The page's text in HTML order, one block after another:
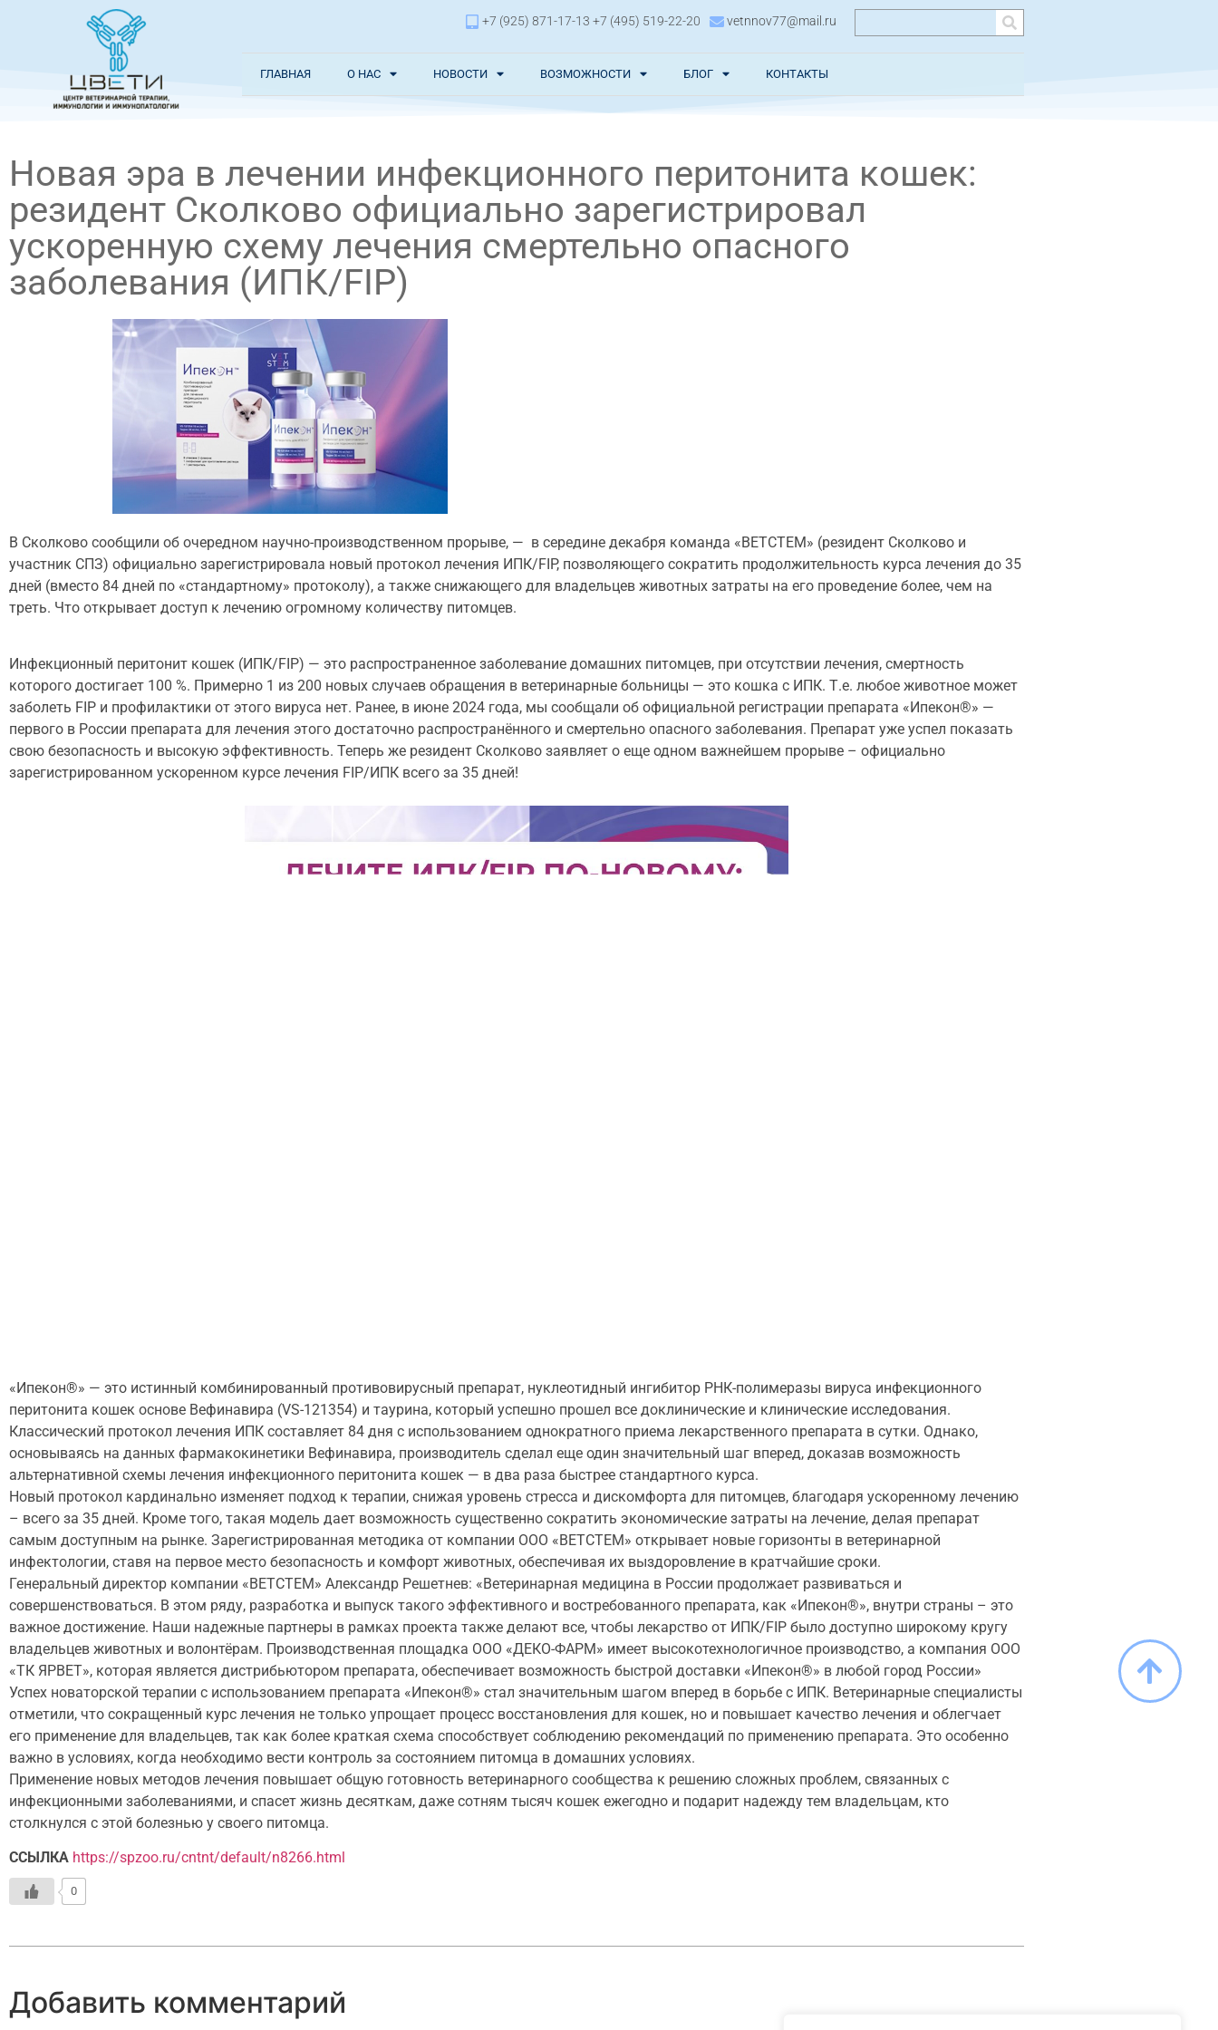
+7 (925) 871-17-13 +7 (495) 519-22-20 vetnnov77@mail.ru
ГЛАВНАЯ О НАС НОВОСТИ ВОЗМОЖНОСТИ БЛОГ КОНТАКТЫ
Новая эра в лечении инфекционного перитонита кошек:
резидент Сколково официально зарегистрировал
ускоренную схему лечения смертельно опасного
заболевания (ИПК/FIP)
В Сколково сообщили об очередном научно-производственном прорыве, — в середине декабря команда «ВЕТСТЕМ» (резидент Сколково и
участник СПЗ) официально зарегистрировала новый протокол лечения ИПК/FIP, позволяющего сократить продолжительность курса лечения до 35
дней (вместо 84 дней по «стандартному» протоколу), а также снижающего для владельцев животных затраты на его проведение более, чем на
треть. Что открывает доступ к лечению огромному количеству питомцев.
Инфекционный перитонит кошек (ИПК/FIP) — это распространенное заболевание домашних питомцев, при отсутствии лечения, смертность
которого достигает 100 %. Примерно 1 из 200 новых случаев обращения в ветеринарные больницы — это кошка с ИПК. Т.е. любое животное может
заболеть FIP и профилактики от этого вируса нет. Ранее, в июне 2024 года, мы сообщали об официальной регистрации препарата «Ипекон®» —
первого в России препарата для лечения этого достаточно распространённого и смертельно опасного заболевания. Препарат уже успел показать
свою безопасность и высокую эффективность. Теперь же резидент Сколково заявляет о еще одном важнейшем прорыве – официально
зарегистрированном ускоренном курсе лечения FIP/ИПК всего за 35 дней!
«Ипекон®» — это истинный комбинированный противовирусный препарат, нуклеотидный ингибитор РНК-полимеразы вируса инфекционного
перитонита кошек основе Вефинавира (VS-121354) и таурина, который успешно прошел все доклинические и клинические исследования.
Классический протокол лечения ИПК составляет 84 дня с использованием однократного приема лекарственного препарата в сутки. Однако,
основываясь на данных фармакокинетики Вефинавира, производитель сделал еще один значительный шаг вперед, доказав возможность
альтернативной схемы лечения инфекционного перитонита кошек — в два раза быстрее стандартного курса.
Новый протокол кардинально изменяет подход к терапии, снижая уровень стресса и дискомфорта для питомцев, благодаря ускоренному лечению
– всего за 35 дней. Кроме того, такая модель дает возможность существенно сократить экономические затраты на лечение, делая препарат
самым доступным на рынке. Зарегистрированная методика от компании ООО «ВЕТСТЕМ» открывает новые горизонты в ветеринарной
инфектологии, ставя на первое место безопасность и комфорт животных, обеспечивая их выздоровление в кратчайшие сроки.
Генеральный директор компании «ВЕТСТЕМ» Александр Решетнев: «Ветеринарная медицина в России продолжает развиваться и
совершенствоваться. В этом ряду, разработка и выпуск такого эффективного и востребованного препарата, как «Ипекон®», внутри страны – это
важное достижение. Наши надежные партнеры в рамках проекта также делают все, чтобы лекарство от ИПК/FIP было доступно широкому кругу
владельцев животных и волонтёрам. Производственная площадка ООО «ДЕКО-ФАРМ» имеет высокотехнологичное производство, а компания ООО
«ТК ЯРВЕТ», которая является дистрибьютором препарата, обеспечивает возможность быстрой доставки «Ипекон®» в любой город России»
Успех новаторской терапии с использованием препарата «Ипекон®» стал значительным шагом вперед в борьбе с ИПК. Ветеринарные специалисты
отметили, что сокращенный курс лечения не только упрощает процесс восстановления для кошек, но и повышает качество лечения и облегчает
его применение для владельцев, так как более краткая схема способствует соблюдению рекомендаций по применению препарата. Это особенно
важно в условиях, когда необходимо вести контроль за состоянием питомца в домашних условиях.
Применение новых методов лечения повышает общую готовность ветеринарного сообщества к решению сложных проблем, связанных с
инфекционными заболеваниями, и спасет жизнь десяткам, даже сотням тысяч кошек ежегодно и подарит надежду тем владельцам, кто
столкнулся с этой болезнью у своего питомца.
ССЫЛКА https://spzoo.ru/cntnt/default/n8266.html
0
Добавить комментарий